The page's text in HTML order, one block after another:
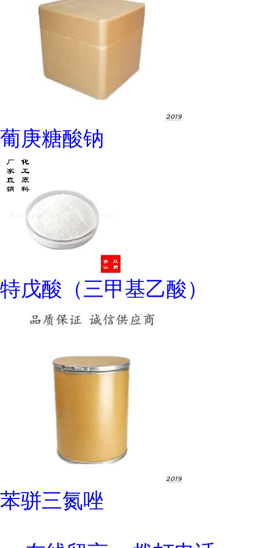
葡庚糖酸钠
特戊酸（三甲基乙酸）
苯骈三氮唑